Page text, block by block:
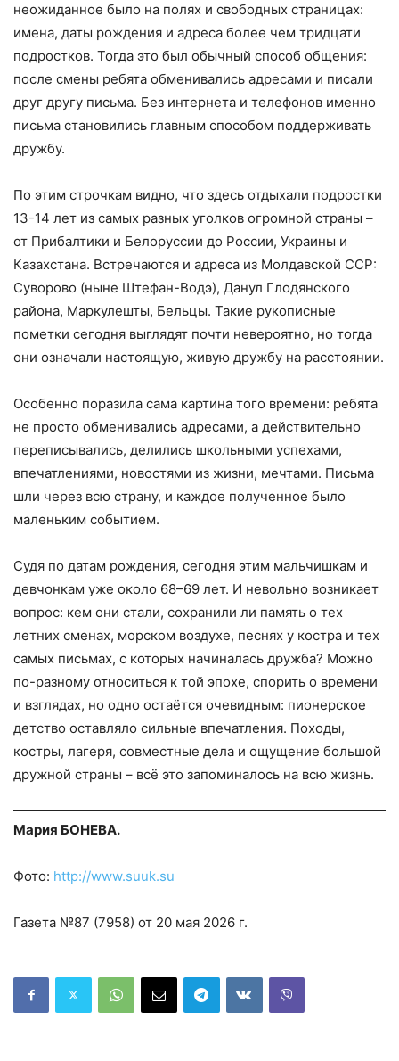
неожиданное было на полях и свободных страницах:
имена, даты рождения и адреса более чем тридцати
подростков. Тогда это был обычный способ общения:
после смены ребята обменивались адресами и писали
друг другу письма. Без интернета и телефонов именно
письма становились главным способом поддерживать
дружбу.
По этим строчкам видно, что здесь отдыхали подростки
13-14 лет из самых разных уголков огромной страны –
от Прибалтики и Белоруссии до России, Украины и
Казахстана. Встречаются и адреса из Молдавской ССР:
Суворово (ныне Штефан-Водэ), Данул Глодянского
района, Маркулешты, Бельцы. Такие рукописные
пометки сегодня выглядят почти невероятно, но тогда
они означали настоящую, живую дружбу на расстоянии.
Особенно поразила сама картина того времени: ребята
не просто обменивались адресами, а действительно
переписывались, делились школьными успехами,
впечатлениями, новостями из жизни, мечтами. Письма
шли через всю страну, и каждое полученное было
маленьким событием.
Судя по датам рождения, сегодня этим мальчишкам и
девчонкам уже около 68–69 лет. И невольно возникает
вопрос: кем они стали, сохранили ли память о тех
летних сменах, морском воздухе, песнях у костра и тех
самых письмах, с которых начиналась дружба? Можно
по-разному относиться к той эпохе, спорить о времени
и взглядах, но одно остаётся очевидным: пионерское
детство оставляло сильные впечатления. Походы,
костры, лагеря, совместные дела и ощущение большой
дружной страны – всё это запоминалось на всю жизнь.
Мария БОНЕВА.
Фото: http://www.suuk.su
Газета №87 (7958) от 20 мая 2026 г.